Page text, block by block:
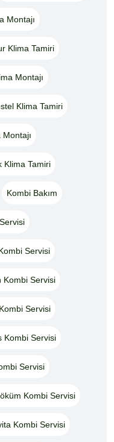
Montajı
Klima Tamiri
Montajı
Klima Tamiri
Klima Tamiri
Kombi Bakım
Servisi
Kombi Servisi
Servisi
Kombi Servisi
Servisi
Kombi Servisi
Kombi Servisi